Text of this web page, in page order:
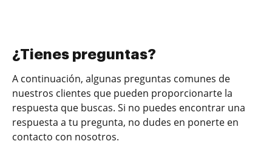
¿Tienes preguntas?
A continuación, algunas preguntas comunes de
nuestros clientes que pueden proporcionarte la
respuesta que buscas. Si no puedes encontrar una
respuesta a tu pregunta, no dudes en ponerte en
contacto con nosotros.